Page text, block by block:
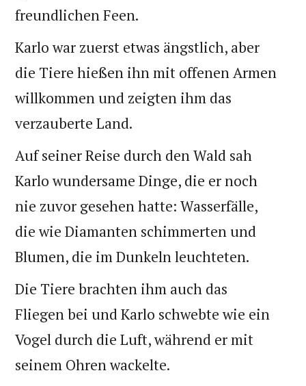
freundlichen Feen.
Karlo war zuerst etwas ängstlich, aber
die Tiere hießen ihn mit offenen Armen
willkommen und zeigten ihm das
verzauberte Land.
Auf seiner Reise durch den Wald sah
Karlo wundersame Dinge, die er noch
nie zuvor gesehen hatte: Wasserfälle,
die wie Diamanten schimmerten und
Blumen, die im Dunkeln leuchteten.
Die Tiere brachten ihm auch das
Fliegen bei und Karlo schwebte wie ein
Vogel durch die Luft, während er mit
seinem Ohren wackelte.